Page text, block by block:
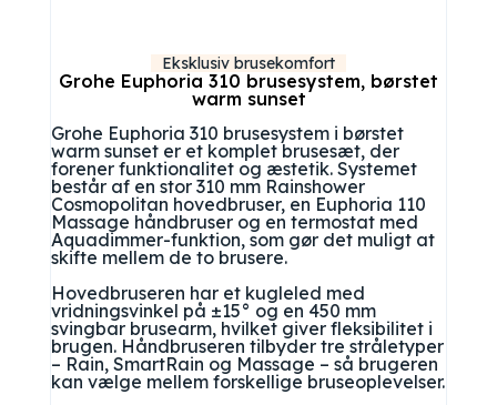
Eksklusiv brusekomfort
Grohe Euphoria 310 brusesystem, børstet
warm sunset
Grohe Euphoria 310 brusesystem i børstet
warm sunset er et komplet brusesæt, der
forener funktionalitet og æstetik. Systemet
består af en stor 310 mm Rainshower
Cosmopolitan hovedbruser, en Euphoria 110
Massage håndbruser og en termostat med
Aquadimmer-funktion, som gør det muligt at
skifte mellem de to brusere.
Hovedbruseren har et kugleled med
vridningsvinkel på ±15° og en 450 mm
svingbar brusearm, hvilket giver fleksibilitet i
brugen. Håndbruseren tilbyder tre stråletyper
– Rain, SmartRain og Massage – så brugeren
kan vælge mellem forskellige bruseoplevelser.